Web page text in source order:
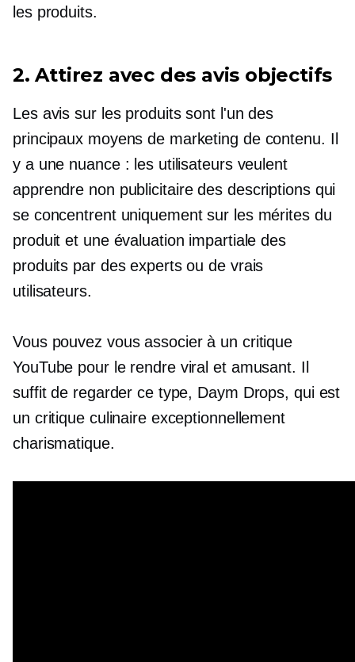
les produits.
2. Attirez avec des avis objectifs
Les avis sur les produits sont l'un des
principaux moyens de marketing de contenu. Il
y a une nuance : les utilisateurs veulent
apprendre non publicitairedes descriptions qui
se concentrent uniquement sur les mérites du
produit et une évaluation impartiale des
produits par des experts ou de vrais
utilisateurs.
Vous pouvez vous associer à un critique
YouTube pour le rendre viral et amusant. Il
suffit de regarder ce type, Daym Drops, qui est
un critique culinaire exceptionnellement
charismatique.